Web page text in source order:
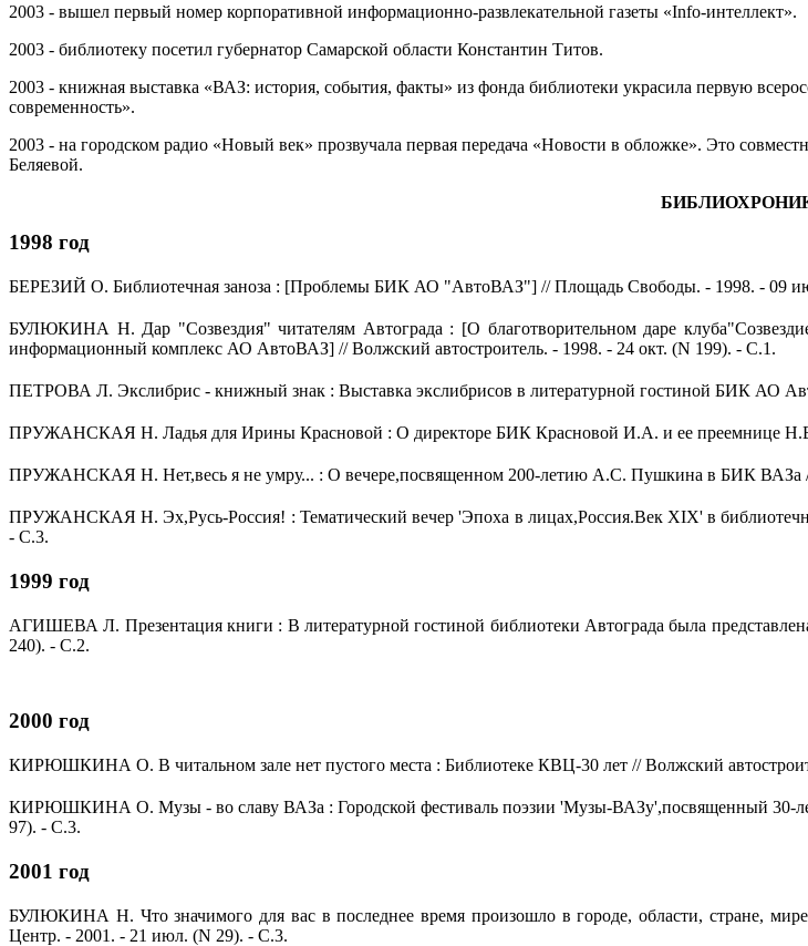
2003 - вышел первый номер корпоративной информационно-развлекательной газеты «Info-интеллект».
2003 - библиотеку посетил губернатор Самарской области Константин Титов.
2003 - книжная выставка «ВАЗ: история, события, факты» из фонда библиотеки украсила первую
современность».
2003 - на городском радио «Новый век» прозвучала первая передача «Новости в обложке». Это
Беляевой.
1998 год
БЕРЕЗИЙ О. Библиотечная заноза : [Проблемы БИК АО "АвтоВАЗ"] // Площадь Свободы. - 1998. - 09
БУЛЮКИНА Н. Дар "Созвездия" читателям Автограда : [О благотворительном даре
информационный комплекс АО АвтоВАЗ] // Волжский автостроитель. - 1998. - 24 окт. (N 199). - С.1.
ПЕТРОВА Л. Экслибрис - книжный знак : Выставка экслибрисов в литературной гостиной БИК АО
ПРУЖАНСКАЯ Н. Ладья для Ирины Красновой : О директоре БИК Красновой И.А. и ее преемнице
ПРУЖАНСКАЯ Н. Нет,весь я не умру... : О вечере,посвященном 200-летию А.С. Пушкина в БИК ВАЗа //
ПРУЖАНСКАЯ Н. Эх,Русь-Россия! : Тематический вечер 'Эпоха в лицах,Россия.Век XIX' в
- С.3.
1999 год
АГИШЕВА Л. Презентация книги : В литературной гостиной библиотеки Автограда была
240). - С.2.
2000 год
КИРЮШКИНА О. В читальном зале нет пустого места : Библиотеке КВЦ-30 лет // Волжский
КИРЮШКИНА О. Музы - во славу ВАЗа : Городской фестиваль поэзии 'Музы-ВАЗу',посвященный 30-
97). - С.3.
2001 год
БУЛЮКИНА Н. Что значимого для вас в последнее время произошло в городе, области, стране,
Центр. - 2001. - 21 июл. (N 29). - С.3.